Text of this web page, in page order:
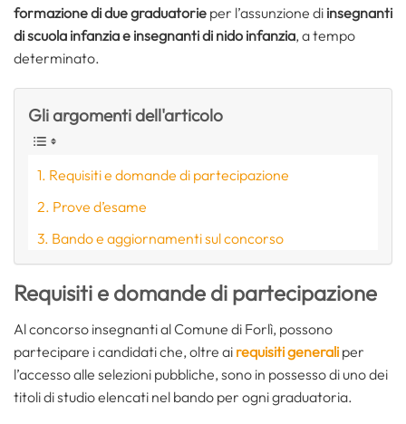
formazione di due graduatorie per l’assunzione di insegnanti
di scuola infanzia e insegnanti di nido infanzia, a tempo
determinato.
Gli argomenti dell'articolo
Requisiti e domande di partecipazione
Prove d’esame
Bando e aggiornamenti sul concorso
Requisiti e domande di partecipazione
Al concorso insegnanti al Comune di Forlì, possono
partecipare i candidati che, oltre ai requisiti generali per
l’accesso alle selezioni pubbliche, sono in possesso di uno dei
titoli di studio elencati nel bando per ogni graduatoria.